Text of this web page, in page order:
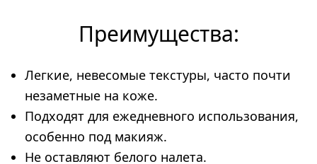
Преимущества:
Легкие, невесомые текстуры, часто почти
незаметные на коже.
Подходят для ежедневного использования,
особенно под макияж.
Не оставляют белого налета.